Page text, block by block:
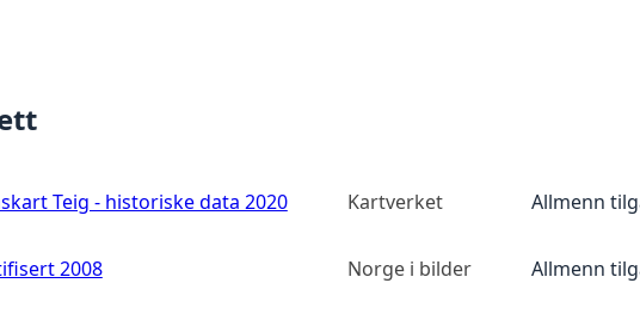
Teig - historiske data 2020 Kartverket Allmenn
2008 Norge i bilder Allmenn